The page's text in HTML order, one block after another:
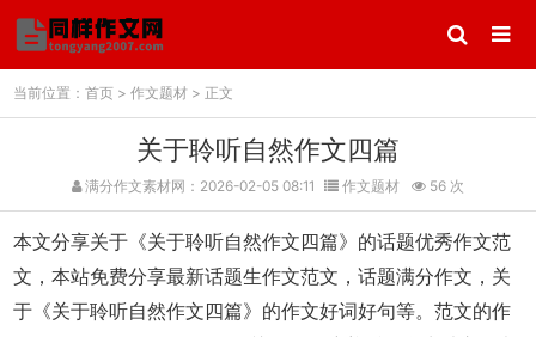
当前位置： 首页> 作文题材 > 正文
关于聆听自然作文四篇
满分作文素材网：2026-02-05 08:11 作文题材 56 次
本文分享关于《关于聆听自然作文四篇》的话题优秀作文范
文，本站免费分享最新话题生作文范文，话题满分作文，关
于《关于聆听自然作文四篇》的作文好词好句等。范文的作